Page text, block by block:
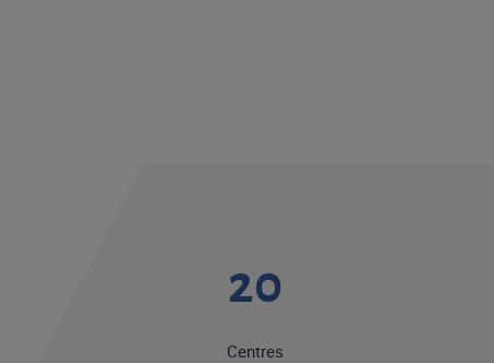
20
Centres